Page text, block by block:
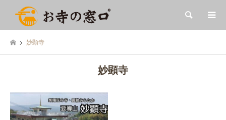
検索
妙顕寺
妙顕寺